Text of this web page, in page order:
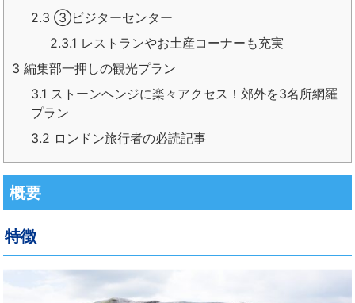
2.3 ③ビジターセンター
2.3.1 レストランやお土産コーナーも充実
3 編集部一押しの観光プラン
3.1 ストーンヘンジに楽々アクセス！郊外を3名所網羅
プラン
3.2 ロンドン旅行者の必読記事
概要
特徴